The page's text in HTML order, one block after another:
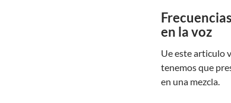
en la voz
Ue este articulo
tenemos que
en una mezcla.